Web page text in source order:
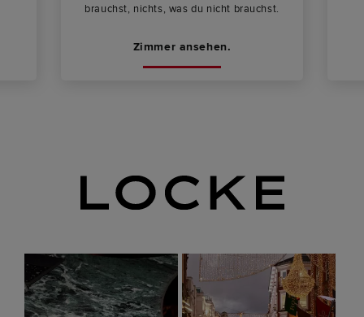
brauchst, nichts, was du nicht brauchst.
Zimmer ansehen.